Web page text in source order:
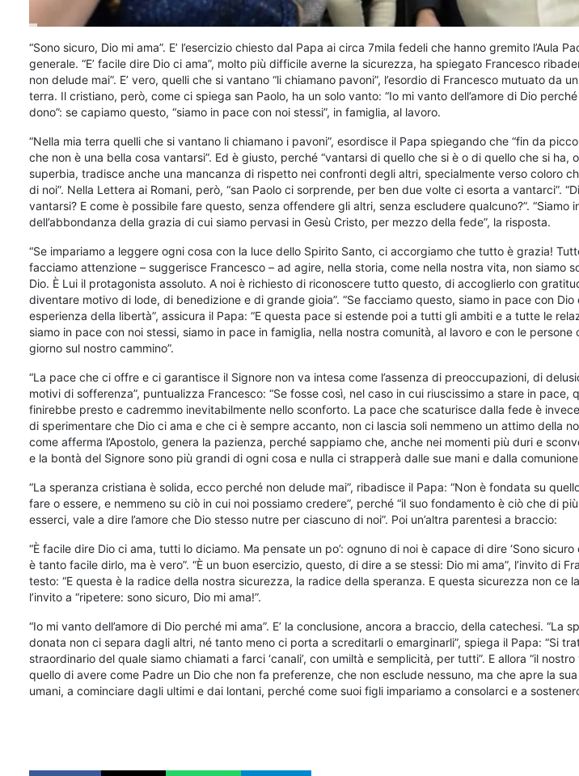
“Sono sicuro, Dio mi ama”. E’ l’esercizio chiesto dal Papa ai circa 7mila fedeli che hanno gremito l’Aula
generale. “E’ facile dire Dio ci ama”, molto più difficile averne la sicurezza, ha spiegato Francesco
non delude mai”. E’ vero, quelli che si vantano “li chiamano pavoni”, l’esordio di Francesco mutuato da
terra. Il cristiano, però, come ci spiega san Paolo, ha un solo vanto: “Io mi vanto dell’amore di Dio perché
dono”: se capiamo questo, “siamo in pace con noi stessi”, in famiglia, al lavoro.
“Nella mia terra quelli che si vantano li chiamano i pavoni”, esordisce il Papa spiegando che “fin da
che non è una bella cosa vantarsi”. Ed è giusto, perché “vantarsi di quello che si è o di quello che si ha,
superbia, tradisce anche una mancanza di rispetto nei confronti degli altri, specialmente verso coloro
di noi”. Nella Lettera ai Romani, però, “san Paolo ci sorprende, per ben due volte ci esorta a vantarci”.
vantarsi? E come è possibile fare questo, senza offendere gli altri, senza escludere qualcuno?”. “Siamo
dell’abbondanza della grazia di cui siamo pervasi in Gesù Cristo, per mezzo della fede”, la risposta.
“Se impariamo a leggere ogni cosa con la luce dello Spirito Santo, ci accorgiamo che tutto è grazia!
facciamo attenzione – suggerisce Francesco – ad agire, nella storia, come nella nostra vita, non siamo
Dio. È Lui il protagonista assoluto. A noi è richiesto di riconoscere tutto questo, di accoglierlo con
diventare motivo di lode, di benedizione e di grande gioia”. “Se facciamo questo, siamo in pace con Dio
esperienza della libertà”, assicura il Papa: “E questa pace si estende poi a tutti gli ambiti e a tutte le
siamo in pace con noi stessi, siamo in pace in famiglia, nella nostra comunità, al lavoro e con le persone
giorno sul nostro cammino”.
“La pace che ci offre e ci garantisce il Signore non va intesa come l’assenza di preoccupazioni, di
motivi di sofferenza”, puntualizza Francesco: “Se fosse così, nel caso in cui riuscissimo a stare in pace,
finirebbe presto e cadremmo inevitabilmente nello sconforto. La pace che scaturisce dalla fede è
di sperimentare che Dio ci ama e che ci è sempre accanto, non ci lascia soli nemmeno un attimo della
come afferma l’Apostolo, genera la pazienza, perché sappiamo che, anche nei momenti più duri e
e la bontà del Signore sono più grandi di ogni cosa e nulla ci strapperà dalle sue mani e dalla comunione
“La speranza cristiana è solida, ecco perché non delude mai”, ribadisce il Papa: “Non è fondata su
fare o essere, e nemmeno su ciò in cui noi possiamo credere”, perché “il suo fondamento è ciò che di
esserci, vale a dire l’amore che Dio stesso nutre per ciascuno di noi”. Poi un’altra parentesi a braccio:
“È facile dire Dio ci ama, tutti lo diciamo. Ma pensate un po’: ognuno di noi è capace di dire ‘Sono sicuro
è tanto facile dirlo, ma è vero”. “È un buon esercizio, questo, di dire a se stessi: Dio mi ama”, l’invito di
testo: “E questa è la radice della nostra sicurezza, la radice della speranza. E questa sicurezza non ce
l’invito a “ripetere: sono sicuro, Dio mi ama!”.
“Io mi vanto dell’amore di Dio perché mi ama”. E’ la conclusione, ancora a braccio, della catechesi. “La
donata non ci separa dagli altri, né tanto meno ci porta a screditarli o emarginarli”, spiega il Papa: “Si
straordinario del quale siamo chiamati a farci ‘canali’, con umiltà e semplicità, per tutti”. E allora “il
quello di avere come Padre un Dio che non fa preferenze, che non esclude nessuno, ma che apre la
umani, a cominciare dagli ultimi e dai lontani, perché come suoi figli impariamo a consolarci e a